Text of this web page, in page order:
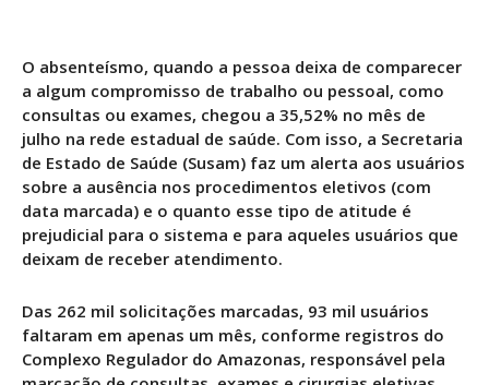
O absenteísmo, quando a pessoa deixa de comparecer
a algum compromisso de trabalho ou pessoal, como
consultas ou exames, chegou a 35,52% no mês de
julho na rede estadual de saúde. Com isso, a Secretaria
de Estado de Saúde (Susam) faz um alerta aos usuários
sobre a ausência nos procedimentos eletivos (com
data marcada) e o quanto esse tipo de atitude é
prejudicial para o sistema e para aqueles usuários que
deixam de receber atendimento.
Das 262 mil solicitações marcadas, 93 mil usuários
faltaram em apenas um mês, conforme registros do
Complexo Regulador do Amazonas, responsável pela